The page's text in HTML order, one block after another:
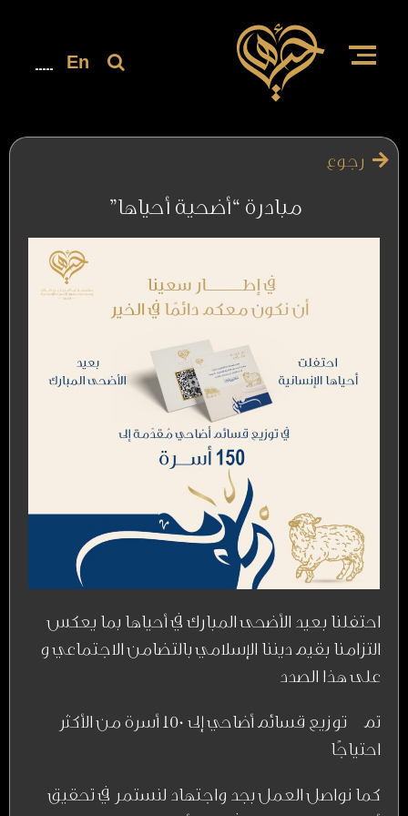
En
رجوع
مبادرة “أضحية أحياها”
احتفلنا بعيد الأضحى المبارك في أحياها بما يعكس
التزامنا بقيم ديننا الإسلامي بالتضامن الاجتماعي و
على هذا الصدد
تم توزيع قسائم أضاحي إلى 150 أسرة من الأكثر
احتياجًا
كما نواصل العمل بجد واجتهاد لنستمر في تحقيق